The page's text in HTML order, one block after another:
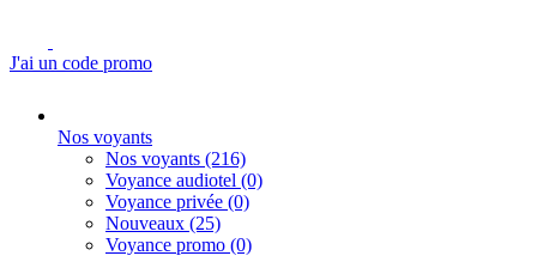
J'ai un code promo
Nos voyants
Nos voyants (216)
Voyance audiotel (0)
Voyance privée (0)
Nouveaux (25)
Voyance promo (0)